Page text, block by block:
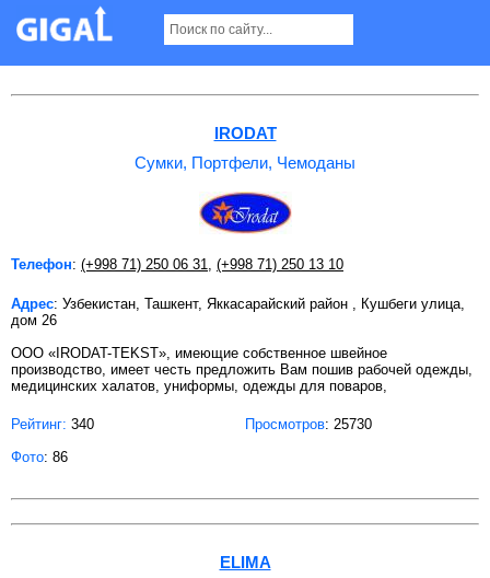
Сумки, Портфели, Чемоданы в Ташкенте
IRODAT
Сумки, Портфели, Чемоданы
Телефон: (+998 71) 250 06 31 (+998 71) 250 13 10
Адрес: Узбекистан, Ташкент, Яккасарайский район , Кушбеги улица,
дом 26
ООО «IRODAT-TEKST», имеющие собственное швейное
производство, имеет честь предложить Вам пошив рабочей одежды,
медицинских халатов, униформы, одежды для поваров,
Рейтинг: 340 Просмотров: 25730
Фото: 86
ELIMA